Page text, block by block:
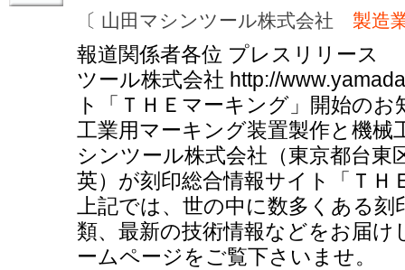
〔 山田マシンツール株式会社 製造
報道関係者各位 プレスリリース
ツール株式会社 http://
ト「ＴＨＥマーキング」開始の
工業用マーキング装置製作と機械
シンツール株式会社（東京都台
英）が刻印総合情報サイト「ＴＨ
上記では、世の中に数多くある
類、最新の技術情報などをお届
ームページをご覧下さいませ。